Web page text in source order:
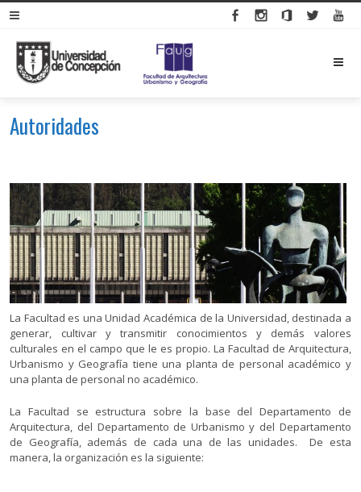
Autoridades
La Facultad es una Unidad Académica de la Universidad, destinada a
generar, cultivar y transmitir conocimientos y demás valores
culturales en el campo que le es propio. La Facultad de Arquitectura,
Urbanismo y Geografía tiene una planta de personal académico y
una planta de personal no académico.
La Facultad se estructura sobre la base del Departamento de
Arquitectura, del Departamento de Urbanismo y del Departamento
de Geografía, además de cada una de las unidades. De esta
manera, la organización es la siguiente: